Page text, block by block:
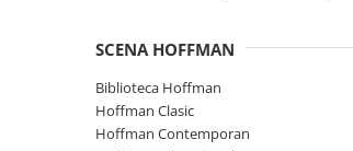
Povestile Hoffman
Scena Hoffman
SCENA HOFFMAN
Biblioteca Hoffman
Hoffman Clasic
Hoffman Contemporan